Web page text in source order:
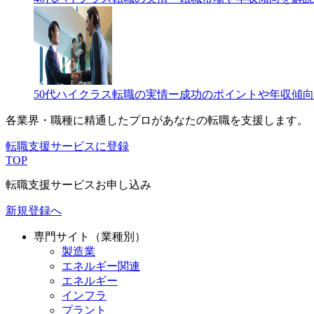
50代ハイクラス転職の実情ー成功のポイントや年収傾
各業界・職種に精通したプロがあなたの転職を支援します。
転職支援サービスに登録
TOP
転職支援サービスお申し込み
新規登録へ
専門サイト（業種別）
製造業
エネルギー関連
エネルギー
インフラ
プラント